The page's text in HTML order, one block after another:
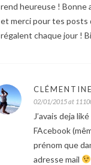
rend heureuse ! Bonne
et merci pour tes posts
régalent chaque jour !
CLÉMENTINE
02/01/2015 at
J’avais deja
FAcebook
prénom que
adresse mail